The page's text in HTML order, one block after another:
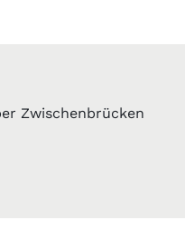
Zwischenbrücken